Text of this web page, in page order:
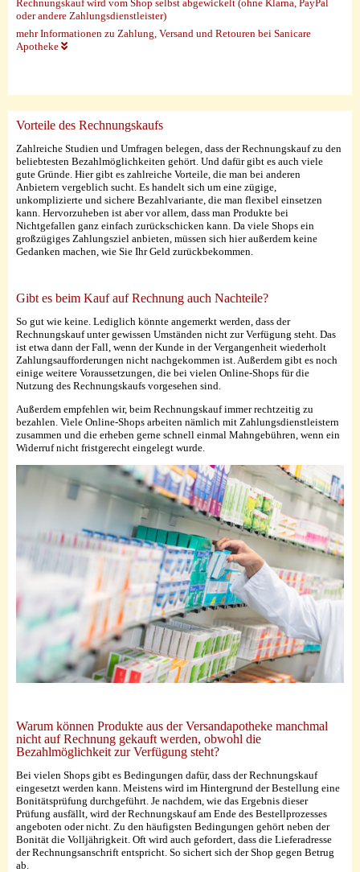
Rechnungskauf wird vom Shop selbst abgewickelt (ohne Klarna, PayPal
oder andere Zahlungsdienstleister)
mehr Informationen zu Zahlung, Versand und Retouren bei Sanicare
Apotheke
Vorteile des Rechnungskaufs
Zahlreiche Studien und Umfragen belegen, dass der Rechnungskauf zu den
beliebtesten Bezahlmöglichkeiten gehört. Und dafür gibt es auch viele
gute Gründe. Hier gibt es zahlreiche Vorteile, die man bei anderen
Anbietern vergeblich sucht. Es handelt sich um eine zügige,
unkomplizierte und sichere Bezahlvariante, die man flexibel einsetzen
kann. Hervorzuheben ist aber vor allem, dass man Produkte bei
Nichtgefallen ganz einfach zurückschicken kann. Da viele Shops ein
großzügiges Zahlungsziel anbieten, müssen sich hier außerdem keine
Gedanken machen, wie Sie Ihr Geld zurückbekommen.
Gibt es beim Kauf auf Rechnung auch Nachteile?
So gut wie keine. Lediglich könnte angemerkt werden, dass der
Rechnungskauf unter gewissen Umständen nicht zur Verfügung steht. Das
ist etwa dann der Fall, wenn der Kunde in der Vergangenheit wiederholt
Zahlungsaufforderungen nicht nachgekommen ist. Außerdem gibt es noch
einige weitere Voraussetzungen, die bei vielen Online-Shops für die
Nutzung des Rechnungskaufs vorgesehen sind.
Außerdem empfehlen wir, beim Rechnungskauf immer rechtzeitig zu
bezahlen. Viele Online-Shops arbeiten nämlich mit Zahlungsdienstleistern
zusammen und die erheben gerne schnell einmal Mahngebühren, wenn ein
Widerruf nicht fristgerecht eingelegt wurde.
Warum können Produkte aus der Versandapotheke manchmal
nicht auf Rechnung gekauft werden, obwohl die
Bezahlmöglichkeit zur Verfügung steht?
Bei vielen Shops gibt es Bedingungen dafür, dass der Rechnungskauf
eingesetzt werden kann. Meistens wird im Hintergrund der Bestellung eine
Bonitätsprüfung durchgeführt. Je nachdem, wie das Ergebnis dieser
Prüfung ausfällt, wird der Rechnungskauf am Ende des Bestellprozesses
angeboten oder nicht. Zu den häufigsten Bedingungen gehört neben der
Bonität die Volljährigkeit. Oft wird auch gefordert, dass die Lieferadresse
der Rechnungsanschrift entspricht. So sichert sich der Shop gegen Betrug
ab.